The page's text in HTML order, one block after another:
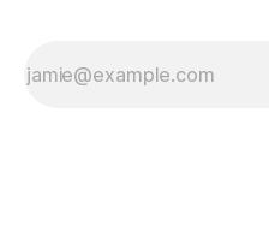
統，僅需約7億日圓。經過評
用交通IC卡。這項決定也不僅僅